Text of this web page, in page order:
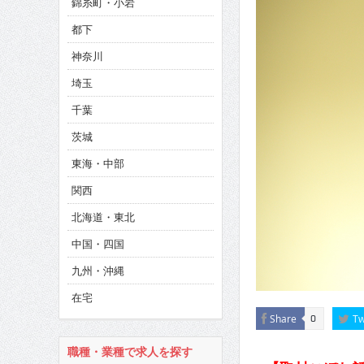
CINEMA×STYLE 286号
CINEMA×STYLE 285号
CINEMA×STYLE 294号
Share 0
都下
神奈川
埼玉
千葉
茨城
東海・中部
関西
北海道・東北
中国・四国
九州・沖縄
在宅
職種・業種で求人を探す